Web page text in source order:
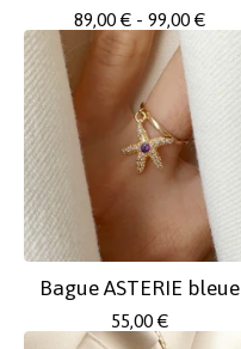
89,00 € - 99,00 €
Bague ASTERIE bleue
55,00 €